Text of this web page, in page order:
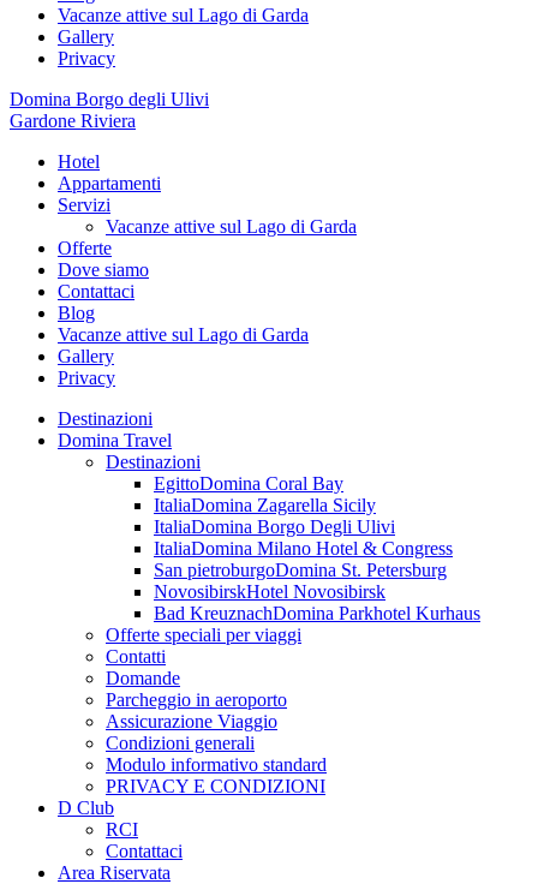
Vacanze attive sul Lago di Garda
Gallery
Privacy
Domina Borgo degli Ulivi
Gardone Riviera
Hotel
Appartamenti
Servizi
Vacanze attive sul Lago di Garda
Offerte
Dove siamo
Contattaci
Blog
Vacanze attive sul Lago di Garda
Gallery
Privacy
Destinazioni
Domina Travel
Destinazioni
EgittoDomina Coral Bay
ItaliaDomina Zagarella Sicily
ItaliaDomina Borgo Degli Ulivi
ItaliaDomina Milano Hotel & Congress
San pietroburgoDomina St. Petersburg
NovosibirskHotel Novosibirsk
Bad KreuznachDomina Parkhotel Kurhaus
Offerte speciali per viaggi
Contatti
Domande
Parcheggio in aeroporto
Assicurazione Viaggio
Condizioni generali
Modulo informativo standard
PRIVACY E CONDIZIONI
D Club
RCI
Contattaci
Area Riservata